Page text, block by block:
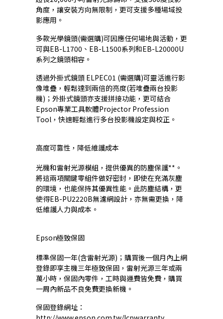
角度，讓安裝方向無限制，更可支援多種場域投
影應用。
多款光學鏡頭(需選購)可因應任何場地與活動，更
可與EB-L1700、EB-L1500系列和EB-L20000U
系列之鏡頭相容。
透過外掛式鏡頭 ELPEC01 (需選購)可靈活進行影
像堆疊，輕鬆達到兩倍的亮度(若堆疊兩台投影
機)；外掛式鏡頭亦支援拼接功能，更可結合
Epson專業工具軟體Projector Profession
Tool，快速輕鬆進行多台投影機設定與校正。
高度可靠性，降低維護成本
光機和雷射光源模組，提供優異的防塵保護**。
將這兩項關鍵零組件做好密封，即使在充滿灰塵
的環境，也能保持其優異性能。此防塵結構，更
使得EB-PU2220B無濾網設計，亦無需更換，降
低維護人力與成本。
Epson極致保固
標準保固一年(含雷射光源)；購買後一個月內上網
登錄即享主機三年極致保固，雷射光源三年或兩
萬小時，保固內零件，工時與運費皆免費，購買
一周內新品不良免費更換新機。
保固登錄網址：